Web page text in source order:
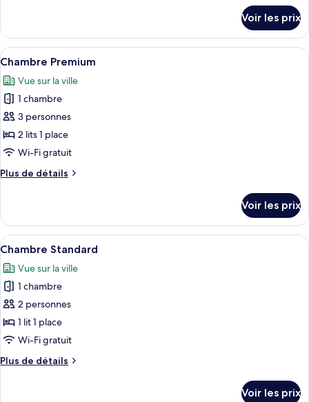
lits
une
place,
en
angle
le
type
de
Chambre
Premium,
lits
une
place,
en
angle
Voir les prix
Afficher
toutes
les
photos
pour
ce
type
chambre :
Une chambre d’hôtel avec un lit,
9
Chambre Premium
Vue sur la ville
1 chambre
3 personnes
2 lits 1 place
Wi-Fi gratuit
Plus de détails
Plus
le
type
de
Chambre
Premium
Voir les prix
Afficher
toutes
les
photos
pour
ce
type
chambre :
Une chambre d’hôtel avec deux
9
Chambre Standard
Vue sur la ville
1 chambre
2 personnes
1 lit 1 place
Wi-Fi gratuit
Plus de détails
Plus
Voir les prix